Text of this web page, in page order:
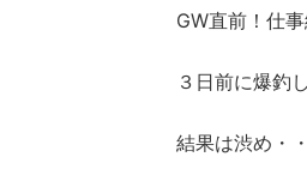
GW直前！仕
３日前に爆釣
結果は渋め・